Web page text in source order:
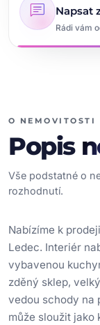
chat Napsat
Rádi vám
O NEMOVITOSTI
Popis
Vše podstatné o
rozhodnutí.
Nabízíme k
Ledec. Interiér
vybavenou
zděný sklep,
vedou schody na
může sloužit jako